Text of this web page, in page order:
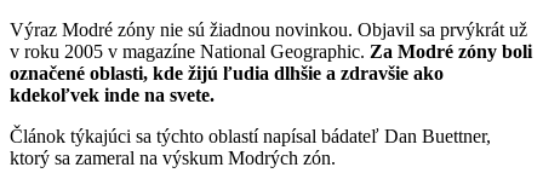
Výraz Modré zóny nie sú žiadnou novinkou. Objavil sa prvýkrát už
v roku 2005 v magazíne National Geographic. Za Modré zóny boli
označené oblasti, kde žijú ľudia dlhšie a zdravšie ako
kdekoľvek inde na svete.
Článok týkajúci sa týchto oblastí napísal bádateľ Dan Buettner,
ktorý sa zameral na výskum Modrých zón.